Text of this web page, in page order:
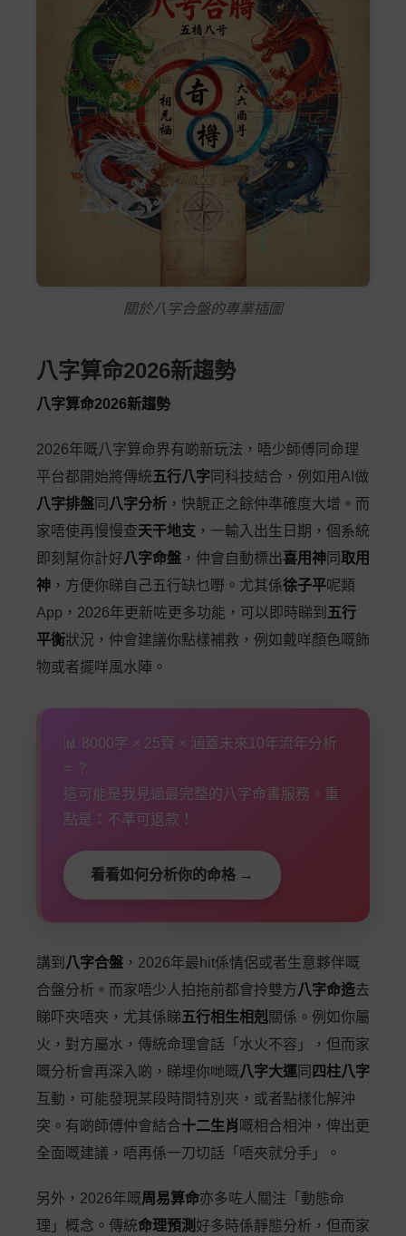
關於八字合盤的專業插圖
八字算命2026新趨勢
八字算命2026新趨勢
2026年嘅八字算命界有啲新玩法，唔少師傅同命理
平台都開始將傳統五行八字 同科技結合，例如用AI做
八字排盤 同 八字分析 ，快靚正之餘仲準確度大增。而
家唔使再慢慢查天干地支 ，一輸入出生日期，個系統
即刻幫你計好八字命盤 ，仲會自動標出喜用神 同 取用
神 ，方便你睇自己五行缺乜嘢。尤其係徐子平呢類
App，2026年更新咗更多功能，可以即時睇到 五行
平衡狀況，仲會建議你點樣補救，例如戴咩顏色嘅飾
物或者擺咩風水陣。
📊 8000字 × 25頁 × 涵蓋未來10年流年分析
= ？
這可能是我見過最完整的八字命書服務。重
點是：不準可退款！
看看如何分析你的命格 →
講到 八字合盤 ，2026年最hit係情侶或者生意夥伴嘅
合盤分析。而家唔少人拍拖前都會拎雙方八字命造去
睇吓夾唔夾，尤其係睇五行相生相剋關係。例如你屬
火，對方屬水，傳統命理會話「水火不容」，但而家
嘅分析會再深入啲，睇埋你哋嘅八字大運 同 四柱八字
互動，可能發現某段時間特別夾，或者點樣化解沖
突。有啲師傅仲會結合十二生肖 嘅相合相沖，俾出更
全面嘅建議，唔再係一刀切話「唔夾就分手」。
另外，2026年嘅周易算命亦多咗人關注「動態命
理」概念。傳統命理預測 好多時係靜態分析，但而家